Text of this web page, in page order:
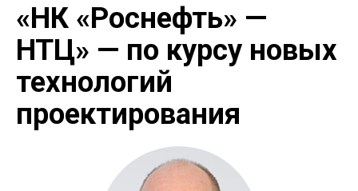
«НК «Роснефть» —
НТЦ» — по курсу новых
технологий
проектирования